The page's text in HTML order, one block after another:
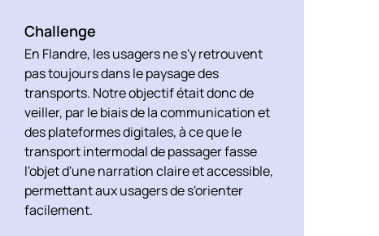
Challenge
En Flandre, les usagers ne s'y retrouvent
pas toujours dans le paysage des
transports. Notre objectif était donc de
veiller, par le biais de la communication et
des plateformes digitales, à ce que le
transport intermodal de passager fasse
l'objet d'une narration claire et accessible,
permettant aux usagers de s'orienter
facilement.